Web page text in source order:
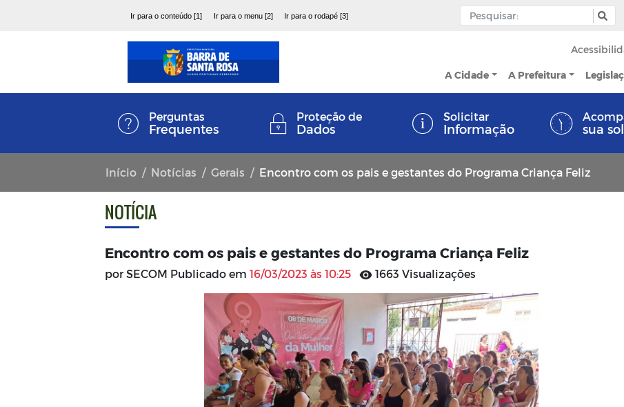
Ir para o conteúdo [1] Ir para o menu [2] Ir para o rodapé [3]
A Cidade A Prefeitura
Perguntas
Frequentes
Proteção de
Dados
Solicitar
Informação sua
Início Notícias Gerais Encontro com os pais e gestantes do Programa Criança Feliz
NOTÍCIA
Encontro com os pais e gestantes do Programa Criança Feliz
por SECOM Publicado em 16/03/2023 às 10:25 1663 Visualizações